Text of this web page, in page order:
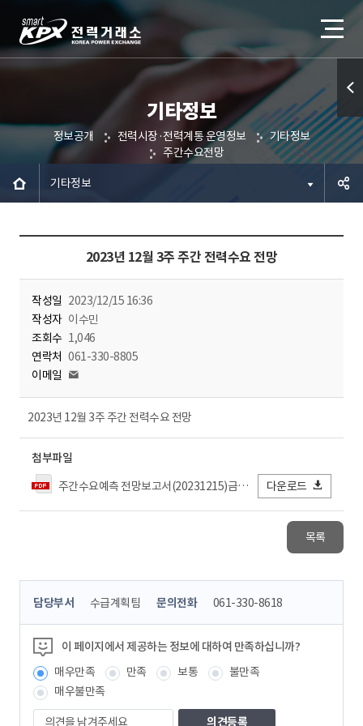
기타정보
정보공개 전력시장·전력계통 운영정보
기타정보
주간수요전망
기타정보
2023년 12월 3주 주간 전력수요 전망
작성일 2023/12/15 16:36
작성자 이수민
조회수 1,046
연락처 061-330-8805
이메일
2023년 12월 3주 주간 전력수요 전망
첨부파일
주간수요예측 전망보고서(20231215)금_결재.pdf
다운로드
목록
콘
츠
정
보
책
임
자
담당부서 수급계획팀 문의전화 061-330-8618
이 페이지에서 제공하는 정보에 대하여 만족하십니까?
매우만족
만족 보통
불만족
매우불만족
의
퀵메
뉴 열
기